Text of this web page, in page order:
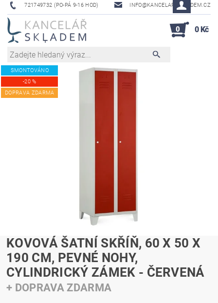
721749732 (PO-PÁ 9-16 HOD) INFO@KANCELAR-SKLADEM.CZ
0 0 Kč
SMONTOVÁNO
-20 %
DOPRAVA ZDARMA
KOVOVÁ ŠATNÍ SKŘÍŇ, 60 X 50 X
190 CM, PEVNÉ NOHY,
CYLINDRICKÝ ZÁMEK - ČERVENÁ
+ DOPRAVA ZDARMA